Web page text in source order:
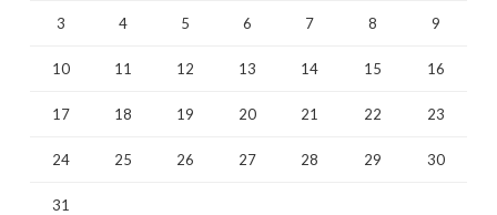
3 4 5 6 7 8 9
10 11 12 13 14 15 16
17 18 19 20 21 22 23
24 25 26 27 28 29 30
31